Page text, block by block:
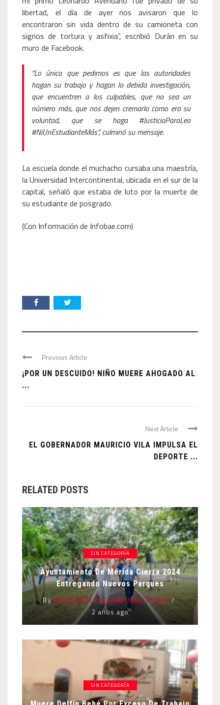
libertad, el día de ayer nos avisaron que lo
encontraron sin vida dentro de su camioneta con
signos de tortura y asfixia”, escribió Durán en su
muro de Facebook.
“Lo único que pedimos es que las autoridades
hagan su trabajo y hagan la debida investigación,
que encuentren a los culpables, que no sea un
número más, que nos dejen cremarlo como era su
voluntad, que se haga #JusticiaParaLeo
#NiUnEstudianteMás”, culminó su mensaje.
La escuela donde el muchacho cursaba una maestría,
la Universidad Intercontinental, ubicada en el sur de la
capital, señaló que estaba de luto por la muerte de
su estudiante de posgrado.
(Con Información de Infobae.com)
Previous Article
¡POR UN DESCUIDO! NIÑO MUERE AHOGADO AL
...
Next Article
EL GOBERNADOR MAURICIO VILA IMPULSA EL
DEPORTE ...
RELATED POSTS
SIN CATEGORÍA
Ayuntamiento De Mérida Cierra 2024
Entregando Nuevos Parques
ByREDACCIÓN YUCATÁN DIRECTO MH
2 años ago
SIN CATEGORÍA